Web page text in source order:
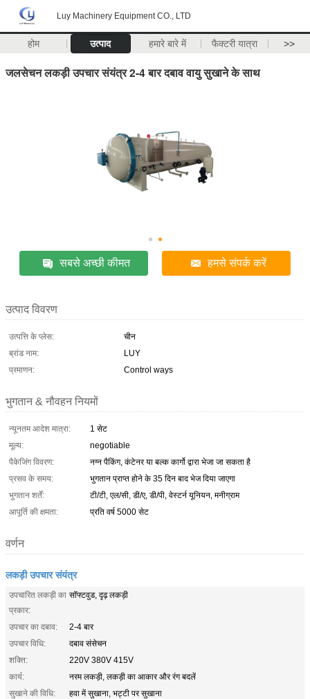
Luy Machinery Equipment CO., LTD
होम उत्पाद हमारे बारे में फैक्टरी यात्रा >>
जलसेचन लकड़ी उपचार संयंत्र 2-4 बार दबाव वायु सुखाने के साथ
सबसे अच्छी कीमत हमसे संपर्क करें
उत्पाद विवरण
उत्पत्ति के प्लेस:
चीन
ब्रांड नाम:
LUY
प्रमाणन:
Control ways
भुगतान & नौवहन नियमों
न्यूनतम आदेश मात्रा:
1 सेट
मूल्य:
negotiable
पैकेजिंग विवरण:
नग्न पैकिंग, कंटेनर या बल्क कार्गो द्वारा भेजा जा सकता है
प्रसव के समय:
भुगतान प्राप्त होने के 35 दिन बाद भेज दिया जाएगा
भुगतान शर्तें:
टी/टी, एल/सी, डी/ए, डी/पी, वेस्टर्न यूनियन, मनीग्राम
आपूर्ति की क्षमता:
प्रति वर्ष 5000 सेट
वर्णन
लकड़ी उपचार संयंत्र
उपचारित लकड़ी का
प्रकार:
सॉफ्टवुड, दृढ़ लकड़ी
उपचार का दबाव:
2-4 बार
उपचार विधि:
दबाव संसेचन
शक्ति:
220V 380V 415V
कार्य:
नरम लकड़ी, लकड़ी का आकार और रंग बदलें
सुखाने की विधि:
हवा में सुखाना, भट्टी पर सुखाना